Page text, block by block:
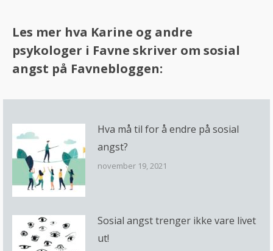
Les mer hva Karine og andre
psykologer i Favne skriver om sosial
angst på Favnebloggen:
Hva må til for å endre på sosial
angst?
november 19, 2021
Sosial angst trenger ikke vare livet
ut!